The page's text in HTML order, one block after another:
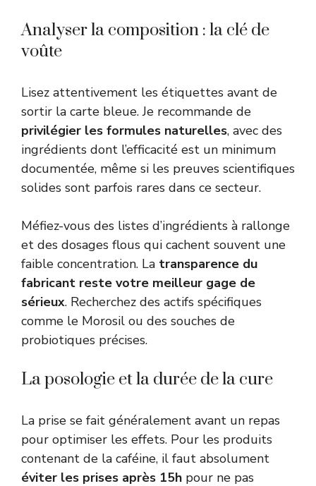
Analyser la composition : la clé de
voûte
Lisez attentivement les étiquettes avant de
sortir la carte bleue. Je recommande de
privilégier les formules naturelles, avec des
ingrédients dont l’efficacité est un minimum
documentée, même si les preuves scientifiques
solides sont parfois rares dans ce secteur.
Méfiez-vous des listes d’ingrédients à rallonge
et des dosages flous qui cachent souvent une
faible concentration. La transparence du
fabricant reste votre meilleur gage de
sérieux. Recherchez des actifs spécifiques
comme le Morosil ou des souches de
probiotiques précises.
La posologie et la durée de la cure
La prise se fait généralement avant un repas
pour optimiser les effets. Pour les produits
contenant de la caféine, il faut absolument
éviter les prises après 15h pour ne pas